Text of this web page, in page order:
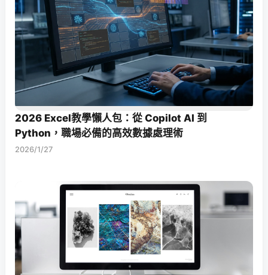
2026 Excel教學懶人包：從 Copilot AI 到
Python，職場必備的高效數據處理術
2026/1/27